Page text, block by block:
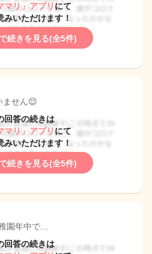
マリ」アプリ にて
みいただけます！
続きを見る(全5件)
ません😌
回答の続きは
マリ」アプリ にて
みいただけます！
続きを見る(全5件)
園年中で…
回答の続きは